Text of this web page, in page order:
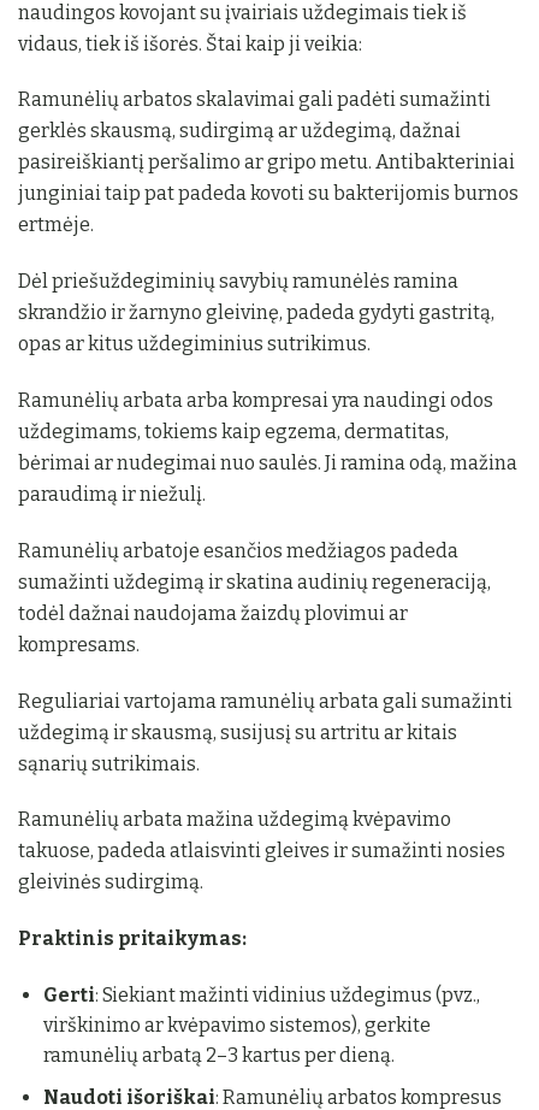
naudingos kovojant su įvairiais uždegimais tiek iš
vidaus, tiek iš išorės. Štai kaip ji veikia:
Ramunėlių arbatos skalavimai gali padėti sumažinti
gerklės skausmą, sudirgimą ar uždegimą, dažnai
pasireiškiantį peršalimo ar gripo metu. Antibakteriniai
junginiai taip pat padeda kovoti su bakterijomis burnos
ertmėje.
Dėl priešuždegiminių savybių ramunėlės ramina
skrandžio ir žarnyno gleivinę, padeda gydyti gastritą,
opas ar kitus uždegiminius sutrikimus.
Ramunėlių arbata arba kompresai yra naudingi odos
uždegimams, tokiems kaip egzema, dermatitas,
bėrimai ar nudegimai nuo saulės. Ji ramina odą, mažina
paraudimą ir niežulį.
Ramunėlių arbatoje esančios medžiagos padeda
sumažinti uždegimą ir skatina audinių regeneraciją,
todėl dažnai naudojama žaizdų plovimui ar
kompresams.
Reguliariai vartojama ramunėlių arbata gali sumažinti
uždegimą ir skausmą, susijusį su artritu ar kitais
sąnarių sutrikimais.
Ramunėlių arbata mažina uždegimą kvėpavimo
takuose, padeda atlaisvinti gleives ir sumažinti nosies
gleivinės sudirgimą.
Praktinis pritaikymas:
Gerti: Siekiant mažinti vidinius uždegimus (pvz.,
virškinimo ar kvėpavimo sistemos), gerkite
ramunėlių arbatą 2–3 kartus per dieną.
Naudoti išoriškai: Ramunėlių arbatos kompresus